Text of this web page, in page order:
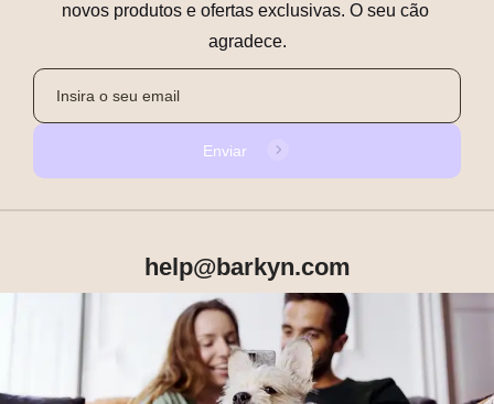
novos produtos e ofertas exclusivas. O seu cão
agradece.
Enviar
help@barkyn.com